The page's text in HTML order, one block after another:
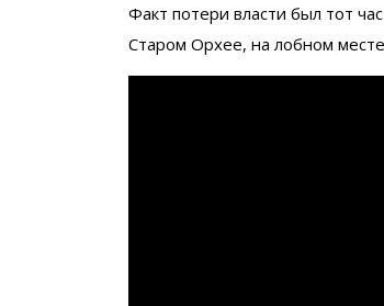
Факт потери власти был тот
Старом Орхее, на лобном